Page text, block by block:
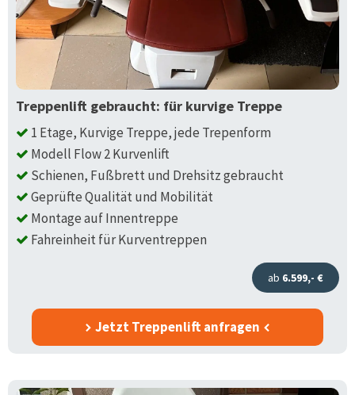
Treppenlift gebraucht: für kurvige Treppe
1 Etage, Kurvige Treppe, jede Trepenform
Modell Flow 2 Kurvenlift
Schienen, Fußbrett und Drehsitz gebraucht
Geprüfte Qualität und Mobilität
Montage auf Innentreppe
Fahreinheit für Kurventreppen
ab 6.599,- €
Jetzt Treppenlift anfragen